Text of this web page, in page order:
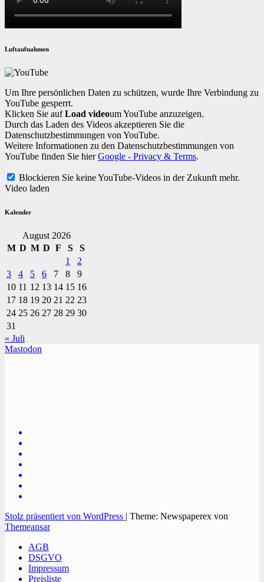
Luftaufnahmen
Um Ihre persönlichen Daten zu schützen, wurde Ihre Verbindung zu
YouTube gesperrt.
Klicken Sie aufLoad videoum YouTube anzuzeigen.
Durch das Laden des Videos akzeptieren Sie die
Datenschutzbestimmungen von YouTube.
Weitere Informationen zu den Datenschutzbestimmungen von
YouTube finden Sie hierGoogle - Privacy & Terms.
Blockieren Sie keine YouTube-Videos in der Zukunft mehr.
Video laden
Kalender
August 2026
M D M D F S
S
1
2
3
4 5 6 7 8
9
10 11 12 13 14 15 16
17 18 19 20 21 22 23
24 25 26 27 28 29 30
31
« Juli
Mastodon
Stolz präsentiert von WordPress | Theme: Newspaperex von
Themeansar
AGB
DSGVO
Impressum
Preisliste